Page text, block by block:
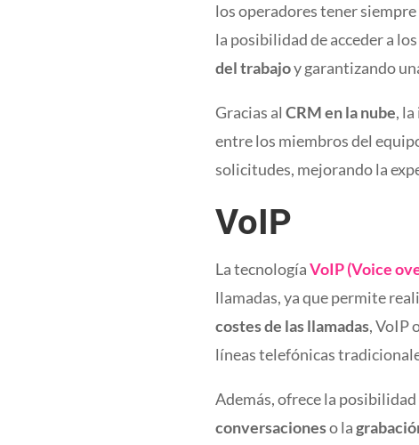
los operadores tener
la posibilidad de acceder a
del trabajoy garantizando
Gracias al CRM en la nube,
entre los miembros del
solicitudes, mejorando la
VoIP
La tecnologíaVoIP (Voice
llamadas, ya que permite
costes de las llamadas, VoIP
líneas telefónicas
Además, ofrece la
conversacioneso la